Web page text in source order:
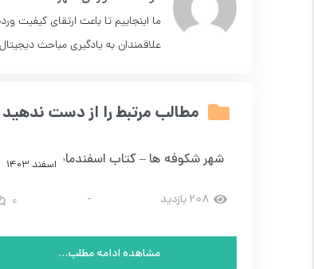
ما اینجاییم تا باعث ارتقای کیفیت
علاقمندان به یادگیری مباحث
مطالب مرتبط را از دست ندهید
اسفند 1403
شهر شکوفه ها – کتاب اسفندماه – شماره 1
208 بازدید -
0
مشاهده ادامه مطلب...